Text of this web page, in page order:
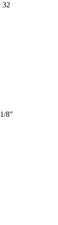
32
1/8"